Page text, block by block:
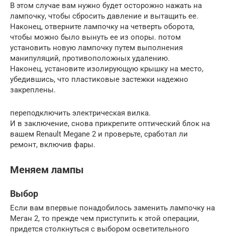
В этом случае вам нужно будет осторожно нажать на
лампочку, чтобы сбросить давление и вытащить ее.
Наконец, отверните лампочку на четверть оборота,
чтобы можно было вынуть ее из опоры. потом
установить новую лампочку путем выполнения
манипуляций, противоположных удалению.
Наконец, установите изолирующую крышку на место,
убедившись, что пластиковые застежки надежно
закреплены.
переподключить электрическая вилка.
И в заключение, снова прикрепите оптический блок на
вашем Renault Megane 2 и проверьте, сработал ли
ремонт, включив фары.
Меняем лампы
Выбор
Если вам впервые понадобилось заменить лампочку на
Меган 2, то прежде чем приступить к этой операции,
придется столкнуться с выбором осветительного